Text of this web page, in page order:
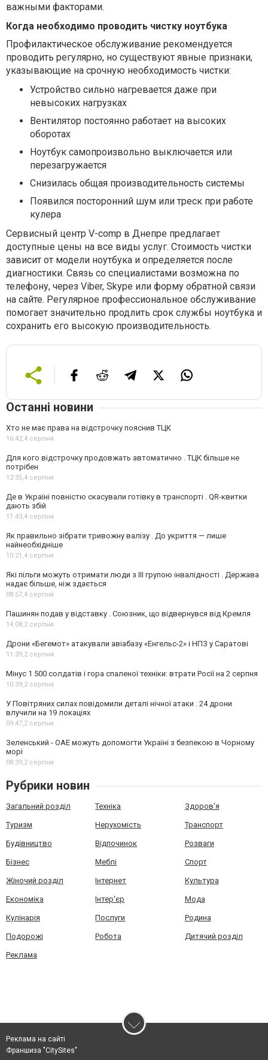
важными факторами.
Когда необходимо проводить чистку ноутбука
Профилактическое обслуживание рекомендуется
проводить регулярно, но существуют явные признаки,
указывающие на срочную необходимость чистки:
Устройство сильно нагревается даже при
невысоких нагрузках
Вентилятор постоянно работает на высоких
оборотах
Ноутбук самопроизвольно выключается или
перезагружается
Снизилась общая производительность системы
Появился посторонний шум или треск при работе
кулера
Сервисный центр V-comp в Днепре предлагает
доступные цены на все виды услуг. Стоимость чистки
зависит от модели ноутбука и определяется после
диагностики. Связь со специалистами возможна по
телефону, через Viber, Skype или форму обратной связи
на сайте. Регулярное профессиональное обслуживание
помогает значительно продлить срок службы ноутбука и
сохранить его высокую производительность.
Останні новини
Хто не має права на відстрочку пояснив ТЦК
16:42,4 серпня
Для кого відстрочку продовжать автоматично . ТЦК більше не
потрібен
12:35,4 серпня
Де в Україні повністю скасували готівку в транспорті . QR-квитки
дають збій
11:43,4 серпня
Як правильно зібрати тривожну валізу . До укриття — лише
найнеобхідніше
10:21,4 серпня
Які пільги можуть отримати люди з III групою інвалідності . Держава
надає більше, ніж здається
08:57,4 серпня
Пашинян подав у відставку . Союзник, що відвернувся від Кремля
14:08,2 серпня
Дрони «Бегемот» атакували авіабазу «Енгельс-2» і НПЗ у Саратові
11:39,2 серпня
Мінус 1 500 солдатів і гора спаленої техніки: втрати Росії на 2 серпня
10:39,2 серпня
У Повітряних силах повідомили деталі нічної атаки . 24 дрони
влучили на 19 локаціях
09:47,2 серпня
Зеленський - ОАЕ можуть допомогти Україні з безпекою в Чорному
морі
08:39,2 серпня
Рубрики новин
Загальний розділ Техніка Здоров'я
Туризм Нерухомість Транспорт
Будівництво Відпочинок Розваги
Бізнес Меблі Спорт
Жіночий розділ Інтернет Культура
Економіка Інтер'єр Мода
Кулінарія Послуги Родина
Подорожі Робота Дитячий розділ
Реклама
Реклама на сайті
Франшиза "CitySites"